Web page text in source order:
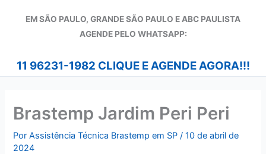
EM SÃO PAULO, GRANDE SÃO PAULO E ABC PAULISTA
AGENDE PELO WHATSAPP:
11 96231-1982 CLIQUE E AGENDE AGORA!!!
Brastemp Jardim Peri Peri
PorAssistência Técnica Brastemp em SP /10 de abril de
2024